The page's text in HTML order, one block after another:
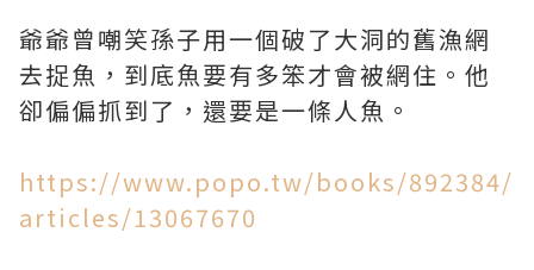
爺爺曾嘲笑孫子用一個破了大洞的舊漁網
去捉魚，到底魚要有多笨才會被網住。他
卻偏偏抓到了，還要是一條人魚。
https://www.popo.tw/books/892384/
articles/13067670